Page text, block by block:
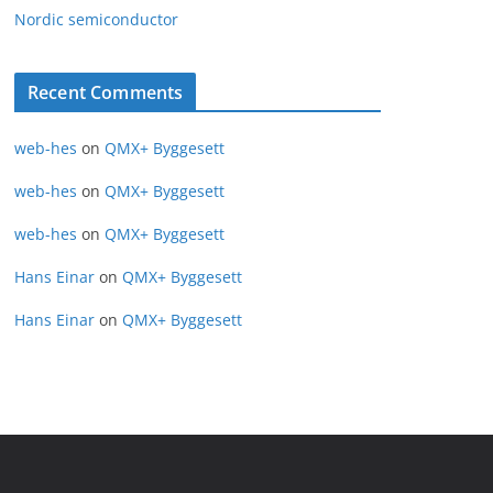
Nordic semiconductor
Recent Comments
web-hes on QMX+ Byggesett
web-hes on QMX+ Byggesett
web-hes on QMX+ Byggesett
Hans Einar on QMX+ Byggesett
Hans Einar on QMX+ Byggesett